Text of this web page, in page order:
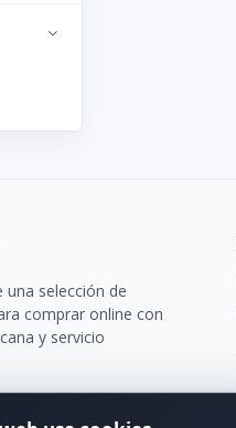
una selección de
comprar online con
y servicio